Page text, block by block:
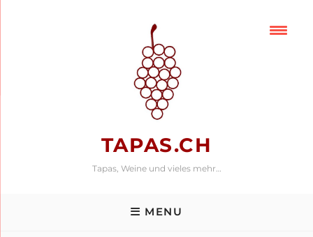
TAPAS.CH
Tapas, Weine und vieles mehr…
MENU